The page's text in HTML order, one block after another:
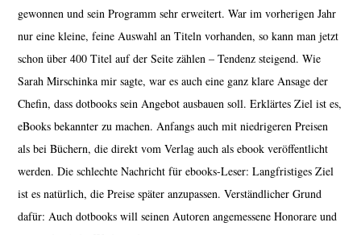
gewonnen und sein Programm sehr erweitert. War im vorherigen Jahr
nur eine kleine, feine Auswahl an Titeln vorhanden, so kann man jetzt
schon über 400 Titel auf der Seite zählen – Tendenz steigend. Wie
Sarah Mirschinka mir sagte, war es auch eine ganz klare Ansage der
Chefin, dass dotbooks sein Angebot ausbauen soll. Erklärtes Ziel ist es,
eBooks bekannter zu machen. Anfangs auch mit niedrigeren Preisen
als bei Büchern, die direkt vom Verlag auch als ebook veröffentlicht
werden. Die schlechte Nachricht für ebooks-Leser: Langfristiges Ziel
ist es natürlich, die Preise später anzupassen. Verständlicher Grund
dafür: Auch dotbooks will seinen Autoren angemessene Honorare und